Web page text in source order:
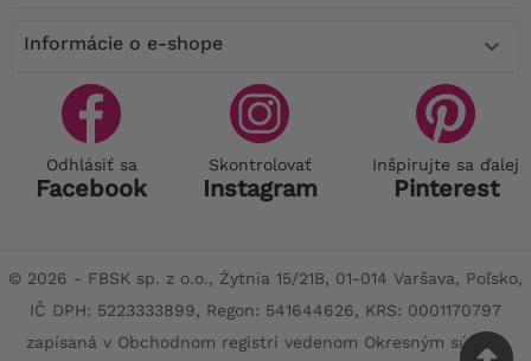
Informácie o e-shope 
Odhlásiť sa
Facebook
Skontrolovať
Instagram
Inšpirujte sa ďalej
Pinterest
© 2026 - FBSK sp. z o.o., Żytnia 15/21B, 01-014 Varšava, Poľsko,
IČ DPH: 5223333899, Regon: 541644626, KRS: 0001170797
zapísaná v Obchodnom registri vedenom Okresným súdom